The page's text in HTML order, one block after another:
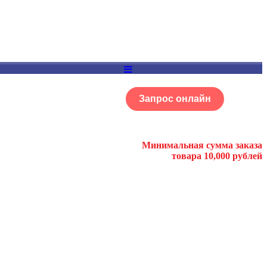
Запрос онлайн
Минимальная сумма заказа
товара 10,000 рублей